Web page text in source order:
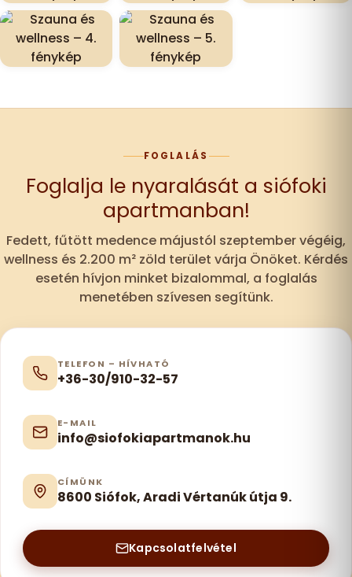
FOGLALÁS
Foglalja le nyaralását a siófoki
apartmanban!
Fedett, fűtött medence májustól szeptember végéig,
wellness és 2.200 m² zöld terület várja Önöket. Kérdés
esetén hívjon minket bizalommal, a foglalás
menetében szívesen segítünk.
TELEFON – HÍVHATÓ
+36-30/910-32-57
E-MAIL
info@siofokiapartmanok.hu
CÍMÜNK
8600 Siófok, Aradi Vértanúk útja 9.
Kapcsolatfelvétel